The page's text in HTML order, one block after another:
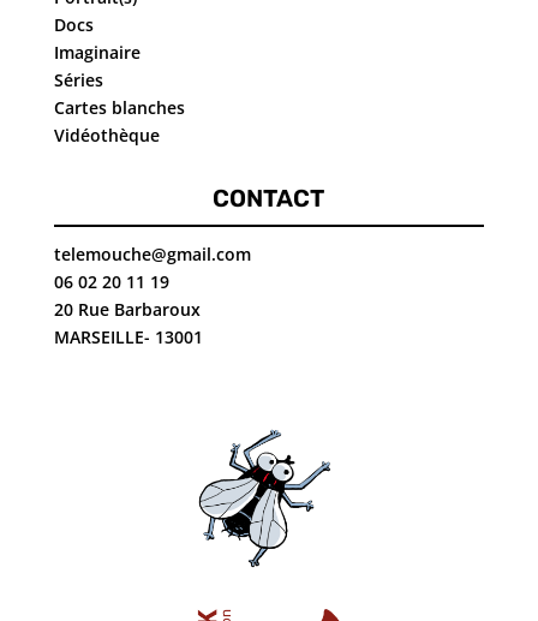
Docs
Imaginaire
Séries
Cartes blanches
Vidéothèque
CONTACT
telemouche@gmail.com
06 02 20 11 19
20 Rue Barbaroux
MARSEILLE- 13001